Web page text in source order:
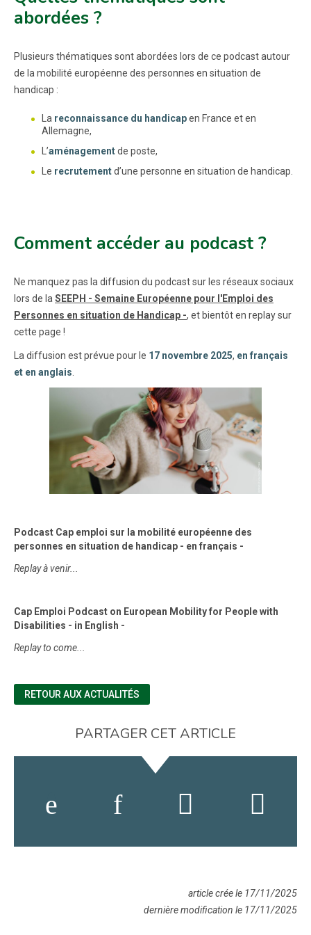
abordées ?
Plusieurs thématiques sont abordées lors de ce podcast autour
de la mobilité européenne des personnes en situation de
handicap :
La reconnaissance du handicapen France et en
Allemagne,
L’aménagementde poste,
Le recrutementd’une personne en situation de handicap.
Comment accéder au podcast ?
Ne manquez pas la diffusion du podcast sur les réseaux sociaux
lors de la SEEPH - Semaine Européenne pour l'Emploi des
Personnes en situation de Handicap -, et bientôt en replay sur
cette page !
La diffusion est prévue pour le 17 novembre 2025, en français
et en anglais
Podcast Cap emploi sur la mobilité européenne des
personnes en situation de handicap - en français -
Replay à venir...
Cap Emploi Podcast on European Mobility for People with
Disabilities - in English -
Replay to come...
RETOUR AUX ACTUALITÉS
PARTAGER CET ARTICLE
article crée le 17/11/2025
dernière modification le 17/11/2025